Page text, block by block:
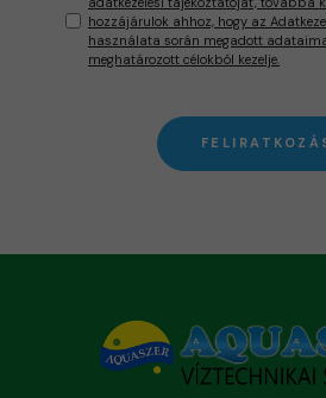
hozzájárulok ahhoz, hogy az
használata során megadott
meghatározott célokból kezelje.